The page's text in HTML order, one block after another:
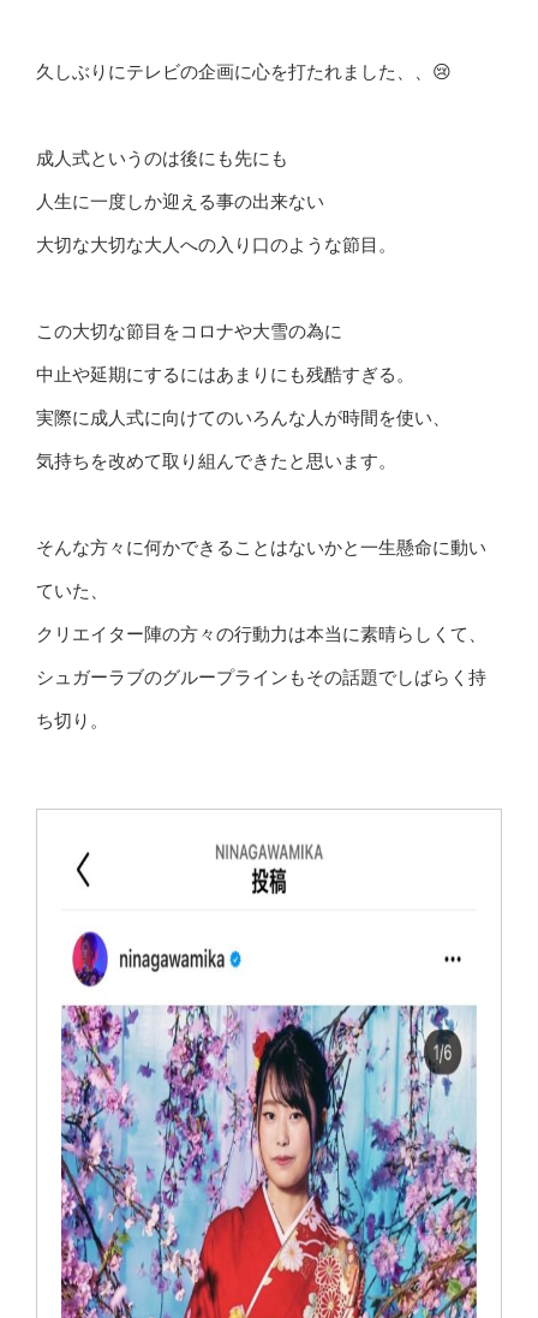
久しぶりにテレビの企画に心を打たれました、、😢
成人式というのは後にも先にも
人生に一度しか迎える事の出来ない
大切な大切な大人への入り口のような節目。
この大切な節目をコロナや大雪の為に
中止や延期にするにはあまりにも残酷すぎる。
実際に成人式に向けてのいろんな人が時間を使い、
気持ちを改めて取り組んできたと思います。
そんな方々に何かできることはないかと一生懸命に動い
ていた、
クリエイター陣の方々の行動力は本当に素晴らしくて、
シュガーラブのグループラインもその話題でしばらく持
ち切り。